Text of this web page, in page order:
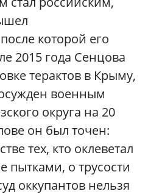
которой его
2015 года Сенцова
терактов в Крыму,
военным
округа на 20
он был точен:
тех, кто оклеветал
пытками, о трусости
оккупантов нельзя